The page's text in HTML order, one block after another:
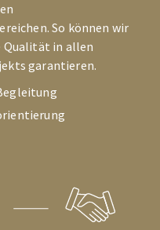
So können wir
Qualität in allen
garantieren.